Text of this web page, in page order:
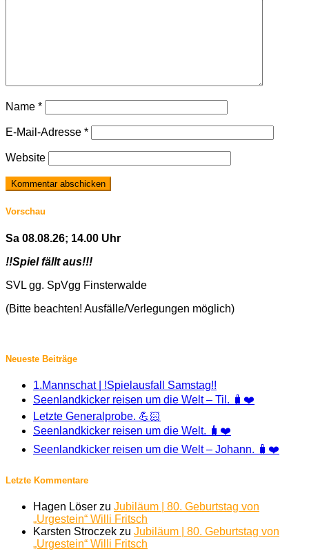
Name *
E-Mail-Adresse *
Website
Vorschau
Sa 08.08.26; 14.00 Uhr
!!Spiel fällt aus!!!
SVL gg. SpVgg Finsterwalde
(Bitte beachten! Ausfälle/Verlegungen möglich)
Neueste Beiträge
1.Mannschat | !Spielausfall Samstag!!
Seenlandkicker reisen um die Welt – Til. 🧳❤️
Letzte Generalprobe. 💪🏻
Seenlandkicker reisen um die Welt. 🧳❤️
Seenlandkicker reisen um die Welt – Johann. 🧳❤️
Letzte Kommentare
Hagen Löser zu Jubiläum | 80. Geburtstag von
„Urgestein“ Willi Fritsch
Karsten Stroczek zu Jubiläum | 80. Geburtstag von
„Urgestein“ Willi Fritsch